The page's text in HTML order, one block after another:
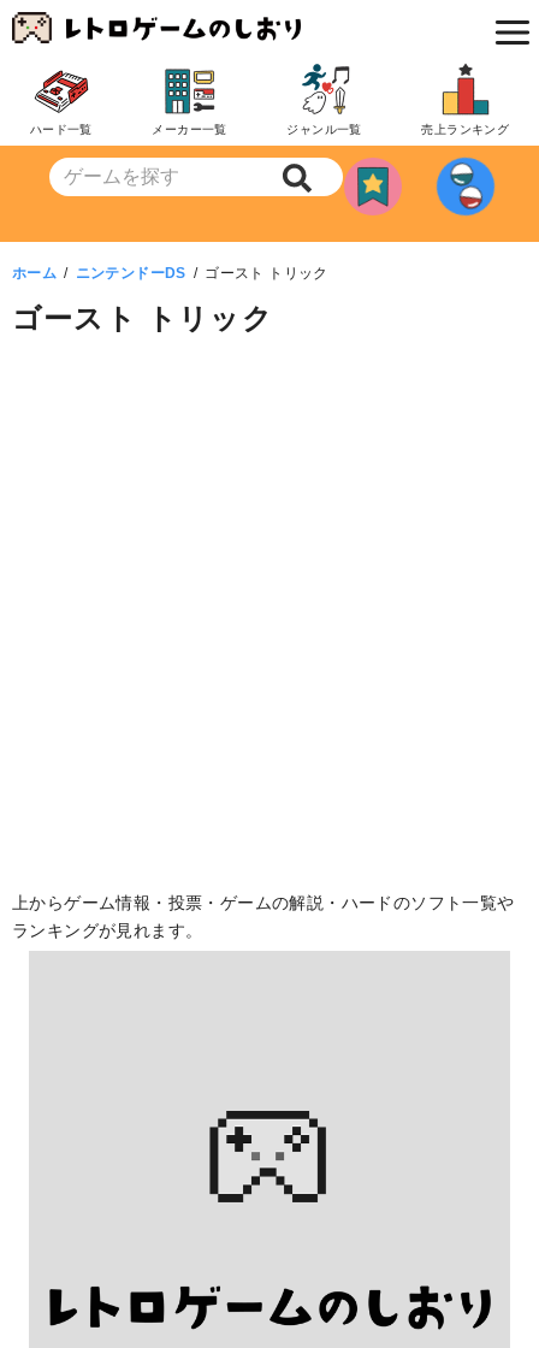
コ
ン
ツ
動
ハード一覧 メーカー一覧 ジャンル一覧 売上ランキング
ホーム ニンテンドーDS ゴースト トリック
ゴースト トリック
上からゲーム情報・投票・ゲームの解説・ハードのソフト一覧や
ランキングが見れます。